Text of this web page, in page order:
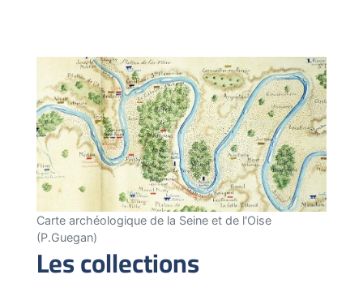
Carte archéologique de la Seine et de l'Oise
(P.Guegan)
Les collections